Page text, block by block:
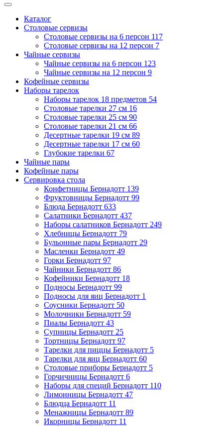
Каталог
Столовые сервизы
Столовые сервизы на 6 персон 117
Столовые сервизы на 12 персон 7
Чайные сервизы
Чайные сервизы на 6 персон 123
Чайные сервизы на 12 персон 9
Кофейные сервизы
Наборы тарелок
Наборы тарелок 18 предметов 54
Столовые тарелки 27 см 16
Столовые тарелки 25 см 90
Столовые тарелки 21 см 66
Десертные тарелки 19 см 89
Десертные тарелки 17 см 60
Глубокие тарелки 67
Чайные пары
Кофейные пары
Сервировка стола
Конфетницы Бернадотт 139
Фруктовницы Бернадотт 99
Блюда Бернадотт 633
Салатники Бернадотт 437
Наборы салатников Бернадотт 249
Хлебницы Бернадотт 79
Бульонные пары Бернадотт 29
Масленки Бернадотт 49
Горки Бернадотт 97
Чайники Бернадотт 86
Кофейники Бернадотт 18
Подносы Бернадотт 99
Подносы для яиц Бернадотт 1
Соусники Бернадотт 50
Молочники Бернадотт 59
Пиалы Бернадотт 43
Супницы Бернадотт 25
Тортницы Бернадотт 97
Тарелки для пиццы Бернадотт 5
Тарелки для яиц Бернадотт 60
Столовые приборы Бернадотт 5
Горчичницы Бернадотт 6
Наборы для специй Бернадотт 110
Лимонницы Бернадотт 47
Блюдца Бернадотт 11
Менажницы Бернадотт 89
Икорницы Бернадотт 11